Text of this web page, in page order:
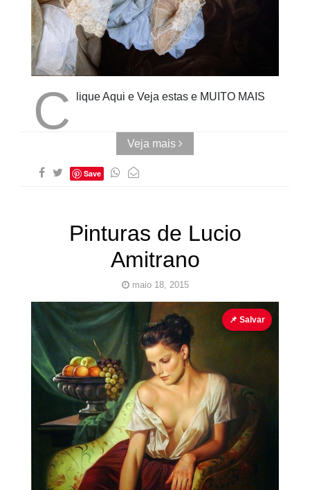
C lique Aqui e Veja estas e MUITO MAIS
Veja mais
Save
Pinturas de Lucio
Amitrano
maio 18, 2015
Lucio Amitrano Pinturas Erotismo 📌 Salvar